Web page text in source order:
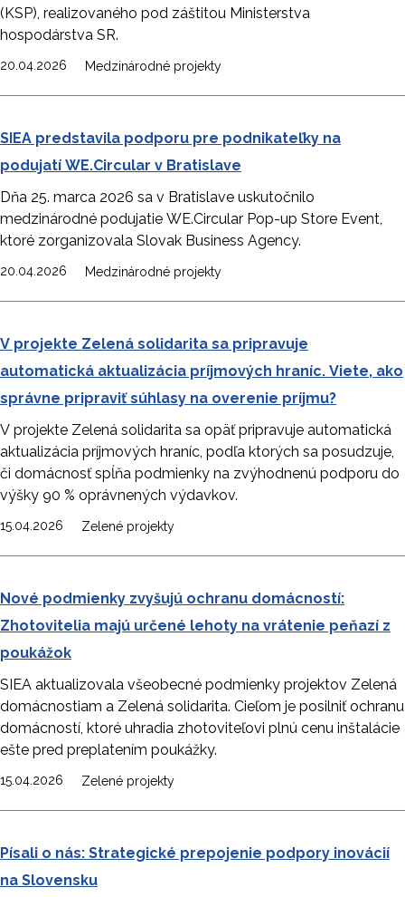
(KSP), realizovaného pod záštitou Ministerstva
hospodárstva SR.
20.04.2026 Medzinárodné projekty
SIEA predstavila podporu pre podnikateľky na
podujatí WE.Circular v Bratislave
Dňa 25. marca 2026 sa v Bratislave uskutočnilo
medzinárodné podujatie WE.Circular Pop-up Store Event,
ktoré zorganizovala Slovak Business Agency.
20.04.2026 Medzinárodné projekty
V projekte Zelená solidarita sa pripravuje
automatická aktualizácia príjmových hraníc. Viete, ako
správne pripraviť súhlasy na overenie príjmu?
V projekte Zelená solidarita sa opäť pripravuje automatická
aktualizácia príjmových hraníc, podľa ktorých sa posudzuje,
či domácnosť spĺňa podmienky na zvýhodnenú podporu do
výšky 90 % oprávnených výdavkov.
15.04.2026 Zelené projekty
Nové podmienky zvyšujú ochranu domácností:
Zhotovitelia majú určené lehoty na vrátenie peňazí z
poukážok
SIEA aktualizovala všeobecné podmienky projektov Zelená
domácnostiam a Zelená solidarita. Cieľom je posilniť ochranu
domácností, ktoré uhradia zhotoviteľovi plnú cenu inštalácie
ešte pred preplatením poukážky.
15.04.2026 Zelené projekty
Písali o nás: Strategické prepojenie podpory inovácií
na Slovensku